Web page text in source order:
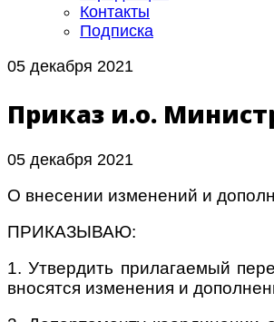
Контакты
Подписка
05 декабря 2021
Приказ и.о.
05 декабря 2021
О внесении изменений и
ПРИКАЗЫВАЮ:
1. Утвердить прилагаемый
вносятся изменения и